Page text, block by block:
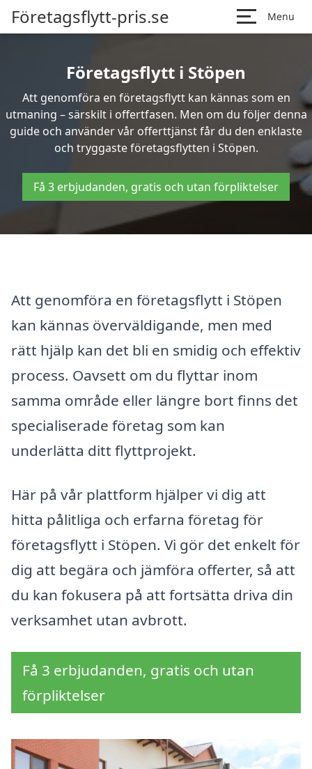
Företagsflytt-pris.se Menu
Företagsflytt i Stöpen
Att genomföra en företagsflytt kan kännas som en
utmaning – särskilt i offertfasen. Men om du följer denna
guide och använder vår offerttjänst får du den enklaste
och tryggaste företagsflytten i Stöpen.
Få 3 erbjudanden, gratis och utan förpliktelser
Att genomföra en företagsflytt i Stöpen
kan kännas överväldigande, men med
rätt hjälp kan det bli en smidig och effektiv
process. Oavsett om du flyttar inom
samma område eller längre bort finns det
specialiserade företag som kan
underlätta ditt flyttprojekt.
Här på vår plattform hjälper vi dig att
hitta pålitliga och erfarna företag för
företagsflytt i Stöpen. Vi gör det enkelt för
dig att begära och jämföra offerter, så att
du kan fokusera på att fortsätta driva din
verksamhet utan avbrott.
Få 3 erbjudanden, gratis och utan
förpliktelser